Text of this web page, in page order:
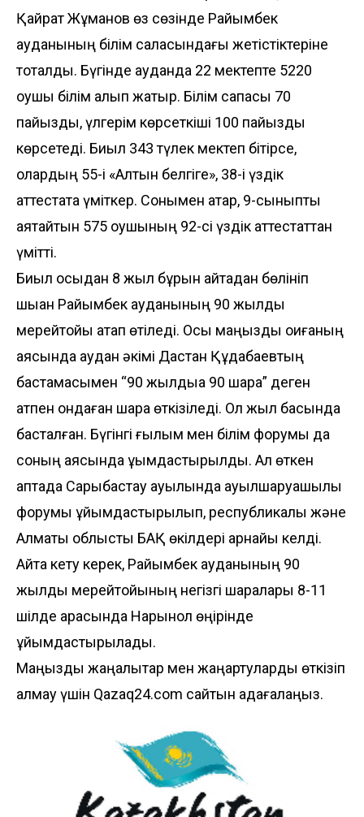
Қайрат Жұманов өз сөзінде Райымбек
ауданының білім саласындағы жетістіктеріне
тоқталды. Бүгінде ауданда 22 мектепте 5220
оқушы білім алып жатыр. Білім сапасы 70
пайызды, үлгерім көрсеткіші 100 пайызды
көрсетеді. Биыл 343 түлек мектеп бітірсе,
олардың 55-і «Алтын белгіге», 38-і үздік
аттестатқа үміткер. Сонымен қатар, 9-сыныпты
аяқтайтын 575 оқушының 92-сі үздік аттестаттан
үмітті.
Биыл осыдан 8 жыл бұрын қайтадан бөлініп
шыққан Райымбек ауданының 90 жылдық
мерейтойы атап өтіледі. Осы маңызды оқиғаның
аясында аудан әкімі Дастан Құдабаевтың
бастамасымен “90 жылдыққа 90 шара” деген
атпен ондаған шара өткізіледі. Ол жыл басында
басталған. Бүгінгі ғылым мен білім форумы да
соның аясында ұымдастырылды. Ал өткен
аптада Сарыбастау ауылында ауылшаруашылық
форумы ұйымдастырылып, республикалық және
Алматы облыстық БАҚ өкілдері арнайы келді.
Айта кету керек, Райымбек ауданының 90
жылдық мерейтойының негізгі шаралары 8-11
шілде арасында Нарынқол өңірінде
ұйымдастырылады.
Маңызды жаңалықтар мен жаңартуларды өткізіп
алмау үшін Qazaq24.com сайтын қадағалаңыз.